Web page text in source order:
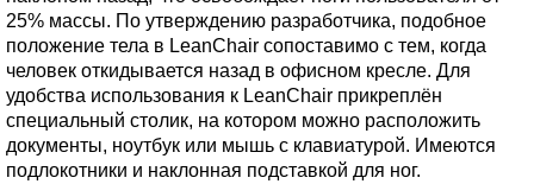
25% массы. По утверждению разработчика, подобное
положение тела в LeanChair сопоставимо с тем, когда
человек откидывается назад в офисном кресле. Для
удобства использования к LeanChair прикреплён
специальный столик, на котором можно расположить
документы, ноутбук или мышь с клавиатурой. Имеются
подлокотники и наклонная подставкой для ног.